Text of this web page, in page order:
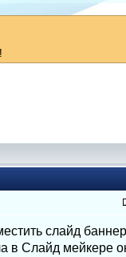
слайд
в Слайд мейкере